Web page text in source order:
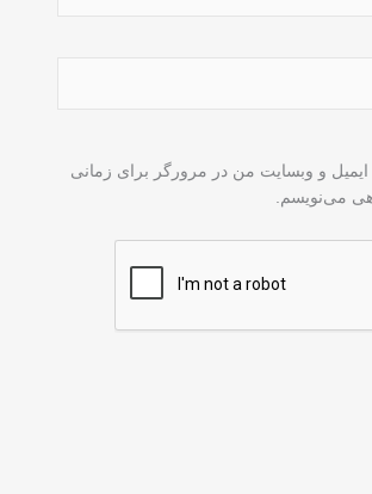
ایمیل و وبسایت من در مرورگر برای زمانی
می‌نویسم.